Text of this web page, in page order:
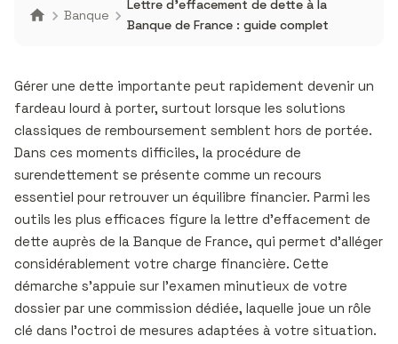
Banque
Lettre d’effacement de dette à la
Banque de France : guide complet
Gérer une dette importante peut rapidement devenir un
fardeau lourd à porter, surtout lorsque les solutions
classiques de remboursement semblent hors de portée.
Dans ces moments difficiles, la procédure de
surendettement se présente comme un recours
essentiel pour retrouver un équilibre financier. Parmi les
outils les plus efficaces figure la lettre d’effacement de
dette auprès de la Banque de France, qui permet d’alléger
considérablement votre charge financière. Cette
démarche s’appuie sur l’examen minutieux de votre
dossier par une commission dédiée, laquelle joue un rôle
clé dans l’octroi de mesures adaptées à votre situation.